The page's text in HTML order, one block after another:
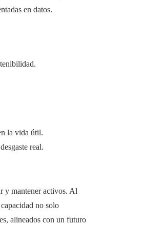
en datos.
la vida útil.
real.
y mantener activos. Al
no solo
alineados con un futuro